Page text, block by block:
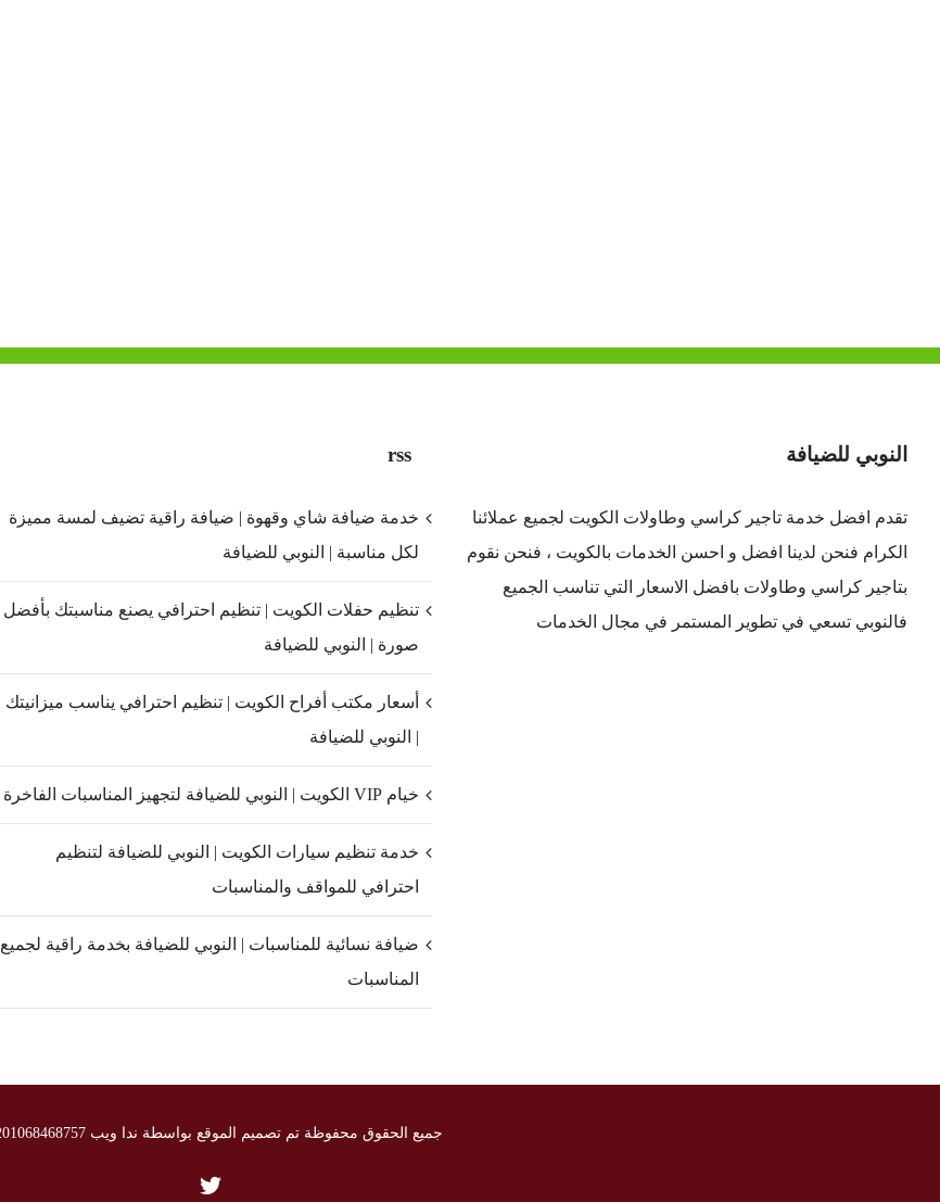
النوبي للضيافة
تقدم افضل خدمة تاجير كراسي وطاولات الكويت لجميع عملائنا
الكرام فنحن لدينا افضل و احسن الخدمات بالكويت ، فنحن نقوم
بتاجير كراسي وطاولات بافضل الاسعار التي تناسب الجميع
فالنوبي تسعي في تطوير المستمر في مجال الخدمات
rss
خدمة ضيافة شاي وقهوة | ضيافة راقية تضيف لمسة مميزة
لكل مناسبة | النوبي للضيافة
تنظيم حفلات الكويت | تنظيم احترافي يصنع مناسبتك بأفضل
صورة | النوبي للضيافة
أسعار مكتب أفراح الكويت | تنظيم احترافي يناسب ميزانيتك
| النوبي للضيافة
خيام VIP الكويت | النوبي للضيافة لتجهيز المناسبات الفاخرة
خدمة تنظيم سيارات الكويت | النوبي للضيافة لتنظيم
احترافي للمواقف والمناسبات
ضيافة نسائية للمناسبات | النوبي للضيافة بخدمة راقية لجميع
المناسبات
جميع الحقوق محفوظة تم تصميم الموقع بواسطة ندا ويب 00201068468757